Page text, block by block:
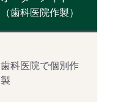
（歯科医院作製）
歯科医院で個別作
製